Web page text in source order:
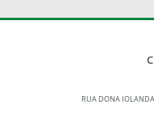
RUA DONA IOLANDA